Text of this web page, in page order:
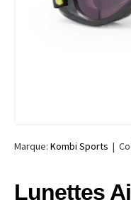
Marque: Kombi Sports |
Lunettes